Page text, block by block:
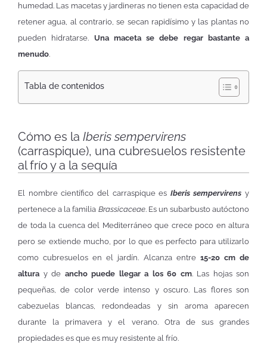
humedad. Las macetas y jardineras no tienen esta capacidad de
retener agua, al contrario, se secan rapidísimo y las plantas no
pueden hidratarse. Una maceta se debe regar bastante a
menudo.
Tabla de contenidos
Cómo es la Iberis sempervirens
(carraspique), una cubresuelos resistente
al frío y a la sequía
El nombre científico del carraspique es Iberis sempervirens y
pertenece a la familia Brassicaceae. Es un subarbusto autóctono
de toda la cuenca del Mediterráneo que crece poco en altura
pero se extiende mucho, por lo que es perfecto para utilizarlo
como cubresuelos en el jardín. Alcanza entre15-20 cm de
altura y de ancho puede llegar a los 60 cm. Las hojas son
pequeñas, de color verde intenso y oscuro. Las flores son
cabezuelas blancas, redondeadas y sin aroma aparecen
durante la primavera y el verano. Otra de sus grandes
propiedades es que es muy resistente al frío.